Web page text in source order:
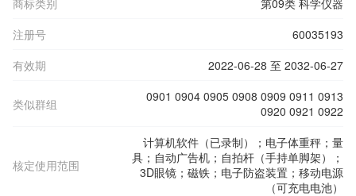
商标类别
第09类 科学仪器
注册号
60035193
有效期
2022-06-28 至 2032-06-27
类似群组
0901 0904 0905 0908 0909 0911 0913
0920 0921 0922
核定使用范围
计算机软件（已录制）；电子体重秤；量
具；自动广告机；自拍杆（手持单脚架）；
3D眼镜；磁铁；电子防盗装置；移动电源
（可充电电池）